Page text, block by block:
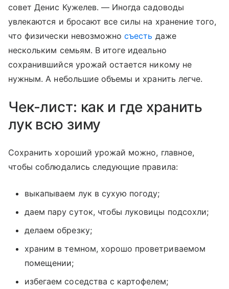
совет Денис Кужелев. — Иногда садоводы
увлекаются и бросают все силы на хранение того,
что физически невозможносъесть даже
нескольким семьям. В итоге идеально
сохранившийся урожай остается никому не
нужным. А небольшие объемы и хранить легче.
Чек-лист: как и где хранить
лук всю зиму
Сохранить хороший урожай можно, главное,
чтобы соблюдались следующие правила:
выкапываем лук в сухую погоду;
даем пару суток, чтобы луковицы подсохли;
делаем обрезку;
храним в темном, хорошо проветриваемом
помещении;
избегаем соседства с картофелем;